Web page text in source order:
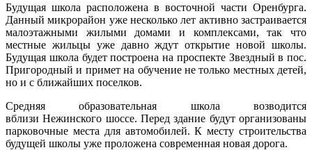
Будущая школа расположена в восточной части Оренбурга.
Данный микрорайон уже несколько лет активно застраивается
малоэтажными жилыми домами и комплексами, так что
местные жильцы уже давно ждут открытие новой школы.
Будущая школа будет построена на проспекте Звездный в пос.
Пригородный и примет на обучение не только местных детей,
но и с ближайших поселков.
Средняя образовательная школа возводится
вблизи Нежинского шоссе. Перед здание будут организованы
парковочные места для автомобилей. К месту строительства
будущей школы уже проложена современная новая дорога.